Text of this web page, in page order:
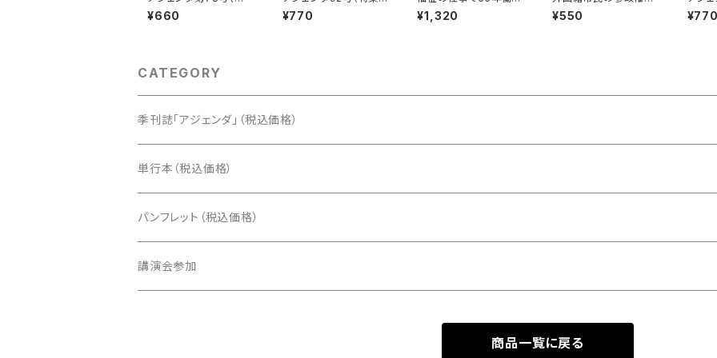
集：9条改憲は何をもた
らすのか？）
¥660
排外主義と闘う）
¥770
き 東電の原発事故で
人生が変わってしまっ
¥1,320
考える連続講座
¥550
戦争す
「民主
¥770
CATEGORY
季刊誌「アジェンダ」（税込価格）
単行本（税込価格）
パンフレット（税込価格）
講演会参加
商品一覧に戻る